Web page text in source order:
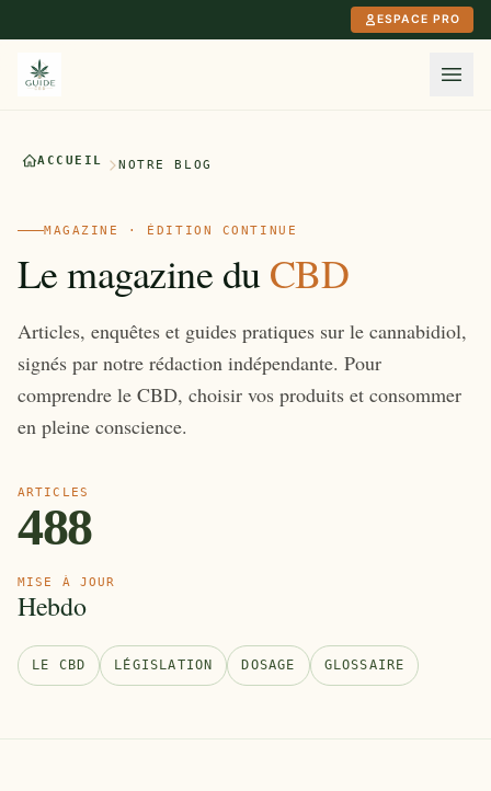
ESPACE PRO
ACCUEIL NOTRE BLOG
MAGAZINE · ÉDITION CONTINUE
Le magazine duCBD
Articles, enquêtes et guides pratiques sur le cannabidiol,
signés par notre rédaction indépendante. Pour
comprendre le CBD, choisir vos produits et consommer
en pleine conscience.
ARTICLES
488
MISE À JOUR
Hebdo
LE CBD LÉGISLATION DOSAGE GLOSSAIRE